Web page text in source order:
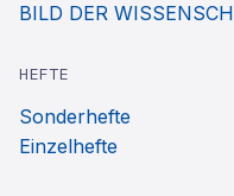
BILD DER
HEFTE
Sonderhefte
Einzelhefte